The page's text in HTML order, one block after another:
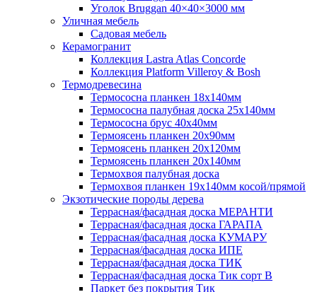
Уголок Bruggan 40×40×3000 мм
Уличная мебель
Садовая мебель
Керамогранит
Коллекция Lastra Atlas Concorde
Коллекция Platform Villeroy & Bosh
Термодревесина
Термососна планкен 18х140мм
Термососна палубная доска 25х140мм
Термососна брус 40х40мм
Термоясень планкен 20х90мм
Термоясень планкен 20х120мм
Термоясень планкен 20х140мм
Термохвоя палубная доска
Термохвоя планкен 19х140мм косой/прямой
Экзотические породы дерева
Террасная/фасадная доска МЕРАНТИ
Террасная/фасадная доска ГАРАПА
Террасная/фасадная доска КУМАРУ
Террасная/фасадная доска ИПЕ
Террасная/фасадная доска ТИК
Террасная/фасадная доска Тик сорт В
Паркет без покрытия Тик